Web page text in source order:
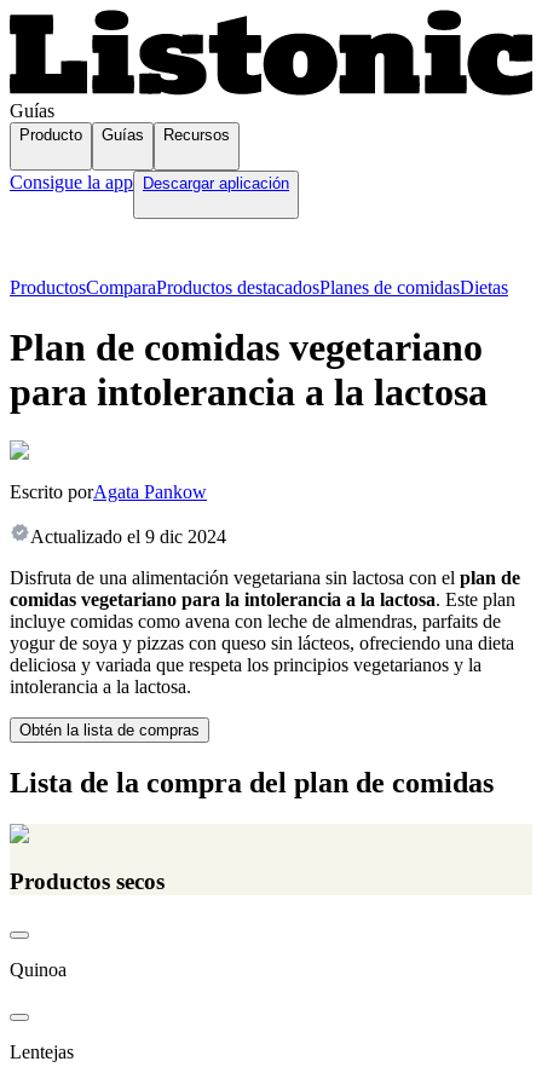
Guías
Producto Guías Recursos
Consigue la app Descargar aplicación
ProductosComparaProductos destacadosPlanes de comidasDietas
Plan de comidas vegetariano
para intolerancia a la lactosa
Escrito porAgata Pankow
Actualizado el 9 dic 2024
Disfruta de una alimentación vegetariana sin lactosa con el plan de
comidas vegetariano para la intolerancia a la lactosa. Este plan
incluye comidas como avena con leche de almendras, parfaits de
yogur de soya y pizzas con queso sin lácteos, ofreciendo una dieta
deliciosa y variada que respeta los principios vegetarianos y la
intolerancia a la lactosa.
Obtén la lista de compras
Lista de la compra del plan de comidas
Productos secos
Quinoa
Lentejas